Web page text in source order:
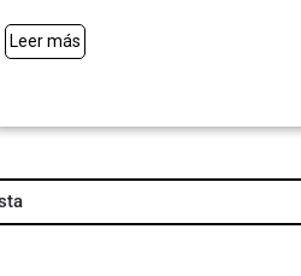
Leer más